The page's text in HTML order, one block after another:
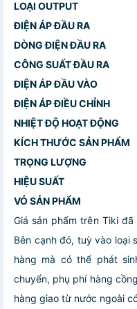
LOẠI OUTPUT
ĐIỆN ÁP ĐẦU RA
DÒNG ĐIỆN ĐẦU RA
CÔNG SUẤT ĐẦU RA
ĐIỆN ÁP ĐẦU VÀO
ĐIỆN ÁP ĐIỀU CHỈNH
NHIỆT ĐỘ HOẠT ĐỘNG
KÍCH THƯỚC SẢN PHẨM
TRỌNG LƯỢNG
HIỆU SUẤT
VỎ SẢN PHẨM
Giá sản phẩm trên Tiki
Bên cạnh đó, tuỳ vào loại
hàng mà có thể phát
chuyển, phụ phí hàng
hàng giao từ nước ngoài